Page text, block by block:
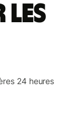
les
24 heures